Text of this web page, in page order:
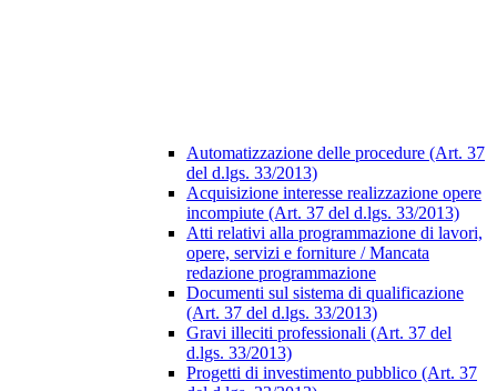
Automatizzazione delle procedure (Art. 37
del d.lgs. 33/2013)
Acquisizione interesse realizzazione opere
incompiute (Art. 37 del d.lgs. 33/2013)
Atti relativi alla programmazione di lavori,
opere, servizi e forniture / Mancata
redazione programmazione
Documenti sul sistema di qualificazione
(Art. 37 del d.lgs. 33/2013)
Gravi illeciti professionali (Art. 37 del
d.lgs. 33/2013)
Progetti di investimento pubblico (Art. 37